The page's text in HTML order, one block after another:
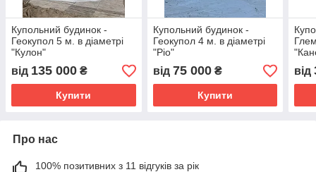
Купольний будинок -
Геокупол 5 м. в діаметрі
"Кулон"
від 135 000 ₴
Купити
Купольний будинок -
Геокупол 4 м. в діаметрі
"Ріо"
від 75 000₴
Купити
від
Про нас
100% позитивних з 11 відгуків за рік